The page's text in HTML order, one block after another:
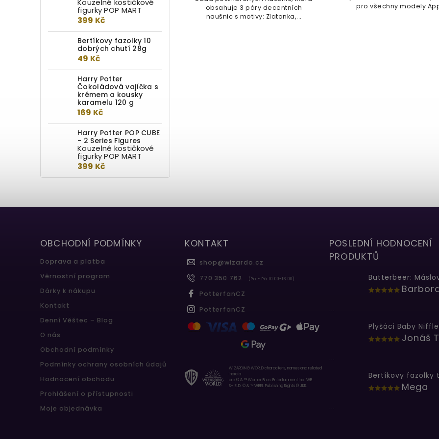
Kouzelné kostičkové
figurky POP MART
399 Kč
Bertíkovy fazolky 10
dobrých chutí 28g
49 Kč
Harry Potter
Čokoládová vajíčka s
krémem a kousky
karamelu 120 g
169 Kč
Harry Potter POP CUBE
- 2 Series Figures
Kouzelné kostičkové
figurky POP MART
399 Kč
obsahuje 3 páry decentních
naušnic s motivy: Zlatonka,...
pro všechny modely
OBCHODNÍ PODMÍNKY
Doprava a platba
Věrnostní program
Dárky k nákupu
Kontakt
Denní Věštec – Blog
O nás
Obchodní podmínky
Podmínky ochrany osobních údajů
Hodnocení obchodu
Prohlášení o přístupnosti
Moje objednávka
KONTAKT
shop@wizardo.cz
770 350 762
(Po - Pá 10.00-16.00)
PotterfanCZ
PotterfanCZ
WIZARDING WORLD characters, names and related
indicia
are © & ™ Warner Bros. Entertainment Inc. WB
SHIELD: © & ™ WBEI. Publishing Rights © JKR.
POSLEDNÍ HODNOCENÍ
PRODUKTŮ
...
Plyšáci Baby
Jonáš
...
Mega
...